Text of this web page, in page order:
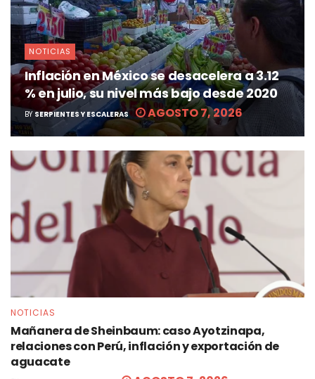
NOTICIAS
Inflación en México se desacelera a 3.12
% en julio, su nivel más bajo desde 2020
BY SERPIENTES Y ESCALERAS AGOSTO 7, 2026
NOTICIAS
Mañanera de Sheinbaum: caso Ayotzinapa,
relaciones con Perú, inflación y exportación de
aguacate